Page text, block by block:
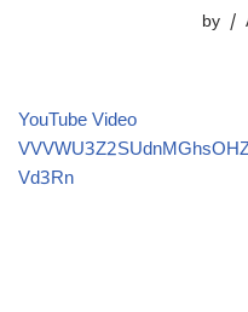
by
YouTube Video
Vd3Rn